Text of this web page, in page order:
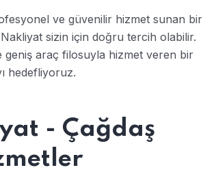
ve güvenilir hizmet sunan bir
sizin için doğru tercih olabilir.
geniş araç filosuyla hizmet veren bir
hedefliyoruz.
- Çağdaş